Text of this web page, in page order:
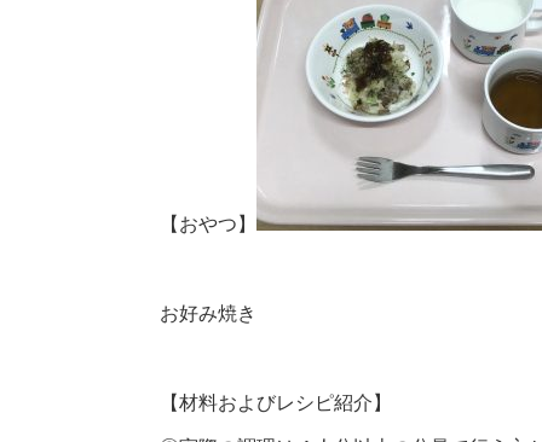
【おやつ】
お好み焼き
【材料およびレシピ紹介】